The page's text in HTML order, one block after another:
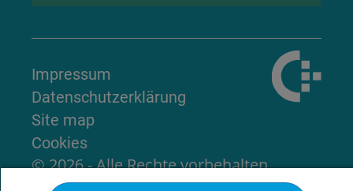
Impressum
Datenschutzerklärung
Site map
Cookies
© 2026 - Alle Rechte vorbehalten